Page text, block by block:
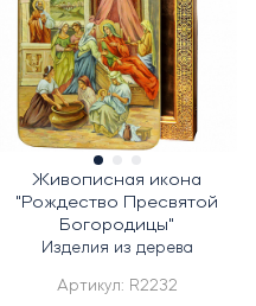
Живописная икона
"Рождество Пресвятой
Богородицы"
Изделия из дерева
Артикул: R2232